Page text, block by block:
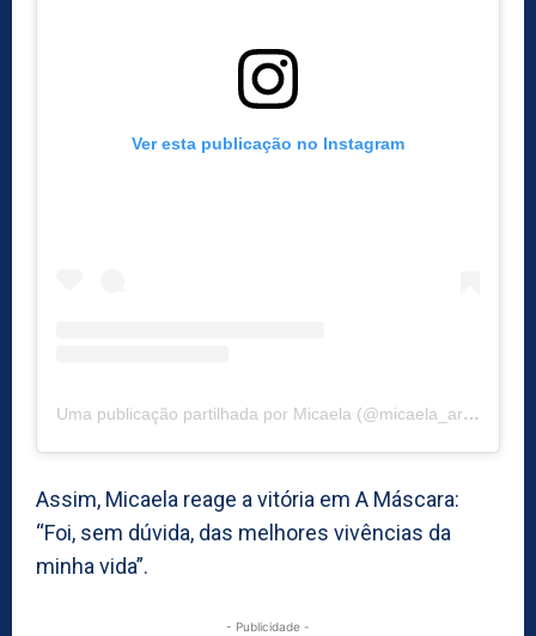
Ver esta publicação no Instagram
Uma publicação partilhada por Micaela (@micaela_artista_oficial)
Assim, Micaela reage a vitória em A Máscara:
“Foi, sem dúvida, das melhores vivências da
minha vida”.
- Publicidade -